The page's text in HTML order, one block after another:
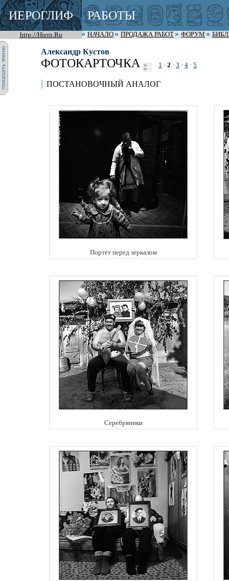
ИЕРОГЛИФ РАБОТЫ
http://Hiero.Ru НАЧАЛО ПРОДАЖА РАБОТ ФОРУМ
Александр Кустов
ФОТОКАРТОЧКА 1 · 2 · 3 · 4 · 5
ПОСТАНОВОЧНЫЙ АНАЛОГ
Портет перед зеркалом
Серебряники